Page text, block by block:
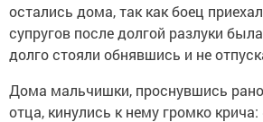
остались дома, так как боец
супругов после долгой разлуки
долго стояли обнявшись и не
Дома мальчишки, проснувшись
отца, кинулись к нему громко